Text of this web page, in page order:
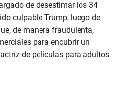
de desestimar los 34
culpable Trump, luego de
de manera fraudulenta,
para encubrir un
de películas para adultos